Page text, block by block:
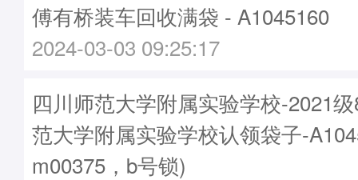
傅有桥装车回收满袋 - A1045160
2024-03-03 09:25:17
四川师范大学附属实验学校-2021
范大学附属实验学校认领袋子-
m00375，b号锁)